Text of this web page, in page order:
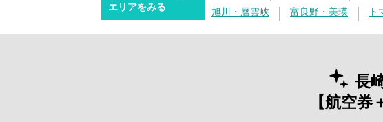
エリアをみる
旭川・層雲峡
富良野・美瑛 ト
長
【航空